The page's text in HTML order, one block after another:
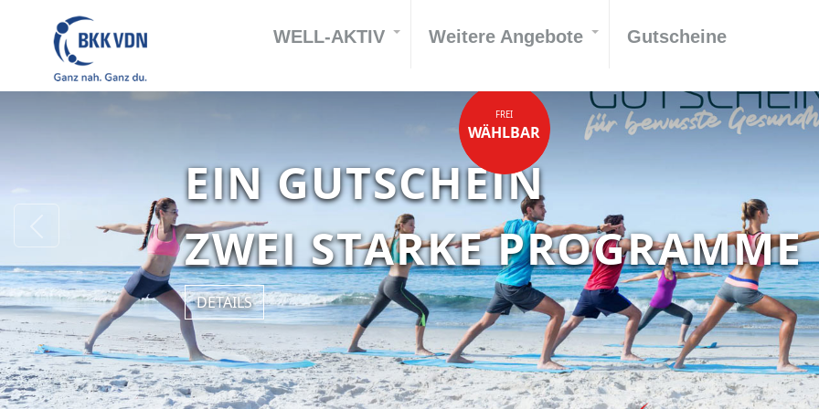
WELL-AKTIV Weitere Angebote
Gutscheine
EIN GUTSCHEIN
ZWEI STARKE PROGRAMME
DETAILS
FREI
WÄHLBAR
Previous